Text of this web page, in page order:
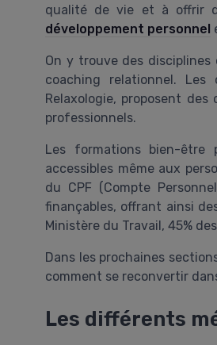
qualité de vie et à offrir
développement personnel
On y trouve des disciplines
coaching relationnel.
Relaxologie, proposent
professionnels.
Les formations bien-être
accessibles même aux
du CPF (Compte
finançables, offrant ainsi
Ministère du Travail, 45%
Dans les prochaines
comment se reconvertir
Les différents